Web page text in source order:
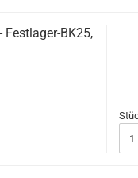
BK25,